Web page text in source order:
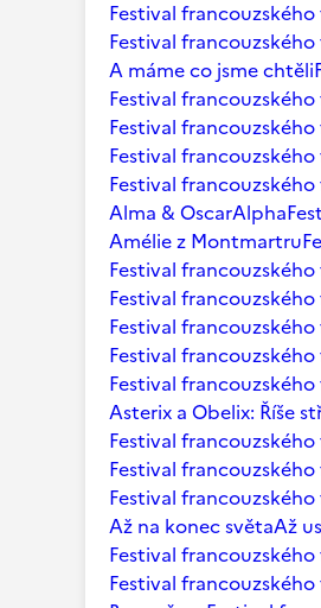
Festival
Festival
A máme co jsme chtěli
Festival
Festival
Festival
Festival
Alma & OscarAlpha
Amélie z Montmartru
Festival
Festival
Festival
Festival
Festival
Asterix a Obelix: Říše
Festival
Festival
Festival
Až na konec světaAž
Festival
Festival